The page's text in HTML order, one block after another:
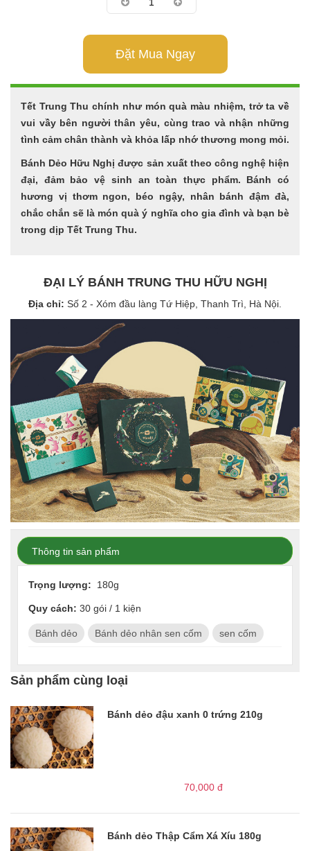
Đặt Mua Ngay
Tết Trung Thu chính như món quà màu nhiệm, trở ta về
vui vầy bên người thân yêu, cùng trao và nhận những
tình cảm chân thành và khỏa lấp nhớ thương mong mỏi.
Bánh Dẻo Hữu Nghị được sản xuất theo công nghệ hiện
đại, đảm bảo vệ sinh an toàn thực phẩm. Bánh có
hương vị thơm ngon, béo ngậy, nhân bánh đậm đà,
chắc chắn sẽ là món quà ý nghĩa cho gia đình và bạn bè
trong dịp Tết Trung Thu.
ĐẠI LÝ BÁNH TRUNG THU HỮU NGHỊ
Địa chỉ: Số 2 - Xóm đầu làng Tứ Hiệp, Thanh Trì, Hà Nội.
Thông tin sản phẩm
Trọng lượng: 180g
Quy cách: 30 gói / 1 kiện
Bánh dẻo Bánh dẻo nhân sen cốm sen cốm
Sản phẩm cùng loại
Bánh dẻo đậu xanh 0 trứng 210g
70,000 đ
Bánh dẻo Thập Cẩm Xá Xíu 180g